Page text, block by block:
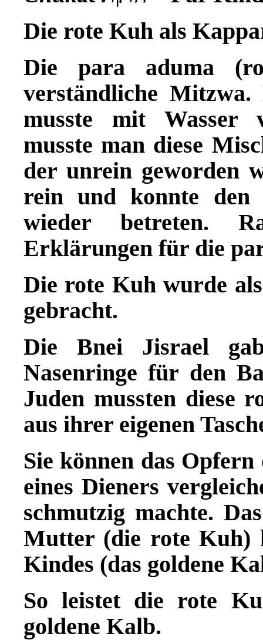
Die rote Kuh als
Die para aduma
verständliche Mitzwa.
musste mit Wasser
musste man diese
der unrein geworden
rein und konnte den
wieder betreten.
Erklärungen für die
Die rote Kuh wurde
gebracht.
Die Bnei Jisrael
Nasenringe für den
Juden mussten diese
aus ihrer eigenen
Sie können das
eines Dieners
schmutzig machte.
Mutter (die rote Kuh)
Kindes (das goldene
So leistet die rote
goldene Kalb.